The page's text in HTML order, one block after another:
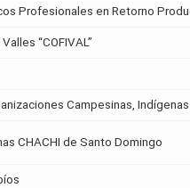
Profesionales en Retorno
“COFIVAL”
Campesinas, Indígenas
CHACHI de Santo Domingo